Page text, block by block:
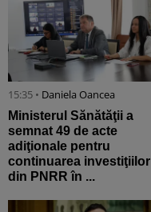
15:35 • Daniela Oancea
Ministerul Sănătăţii a
semnat 49 de acte
adiţionale pentru
continuarea investiţiilor
din PNRR în ...